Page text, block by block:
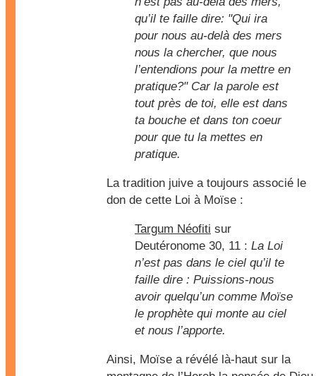
qu’il te faille dire: "Qui ira
pour nous au-delà des mers
nous la chercher, que nous
l’entendions pour la mettre en
pratique?" Car la parole est
tout près de toi, elle est dans
ta bouche et dans ton coeur
pour que tu la mettes en
pratique.
La tradition juive a toujours associé le
don de cette Loi à Moïse :
Targum Néofiti sur
Deutéronome 30, 11 : La Loi
n’est pas dans le ciel qu’il te
faille dire : Puissions-nous
avoir quelqu’un comme Moïse
le prophète qui monte au ciel
et nous l’apporte.
Ainsi, Moïse a révélé là-haut sur la